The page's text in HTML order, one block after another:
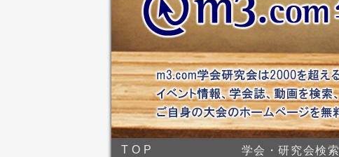
TOP 学会・研究会検索